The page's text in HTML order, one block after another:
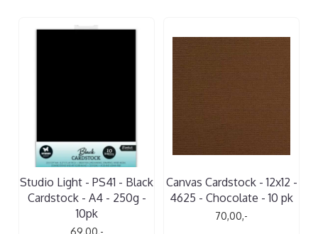
Studio Light - PS41 - Black
Cardstock - A4 - 250g -
10pk
Canvas Cardstock - 12x12 -
4625 - Chocolate - 10 pk
70,00,-